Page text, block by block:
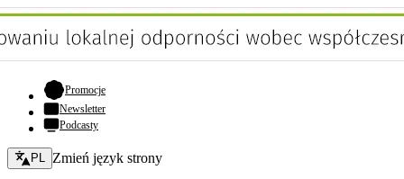
Promocje- otwiera się w nowej karcie
Newsletter
Podcasty
Zmień język - bieżący:
PL Zmień język strony